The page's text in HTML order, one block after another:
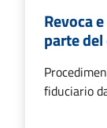
Revoca
parte
fiduciario